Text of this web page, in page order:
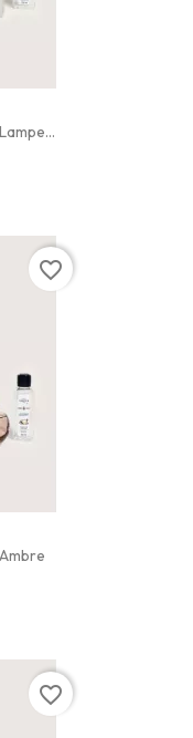
favorite_border
favorite_border